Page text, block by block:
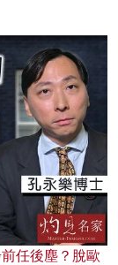
任後塵？脫歐